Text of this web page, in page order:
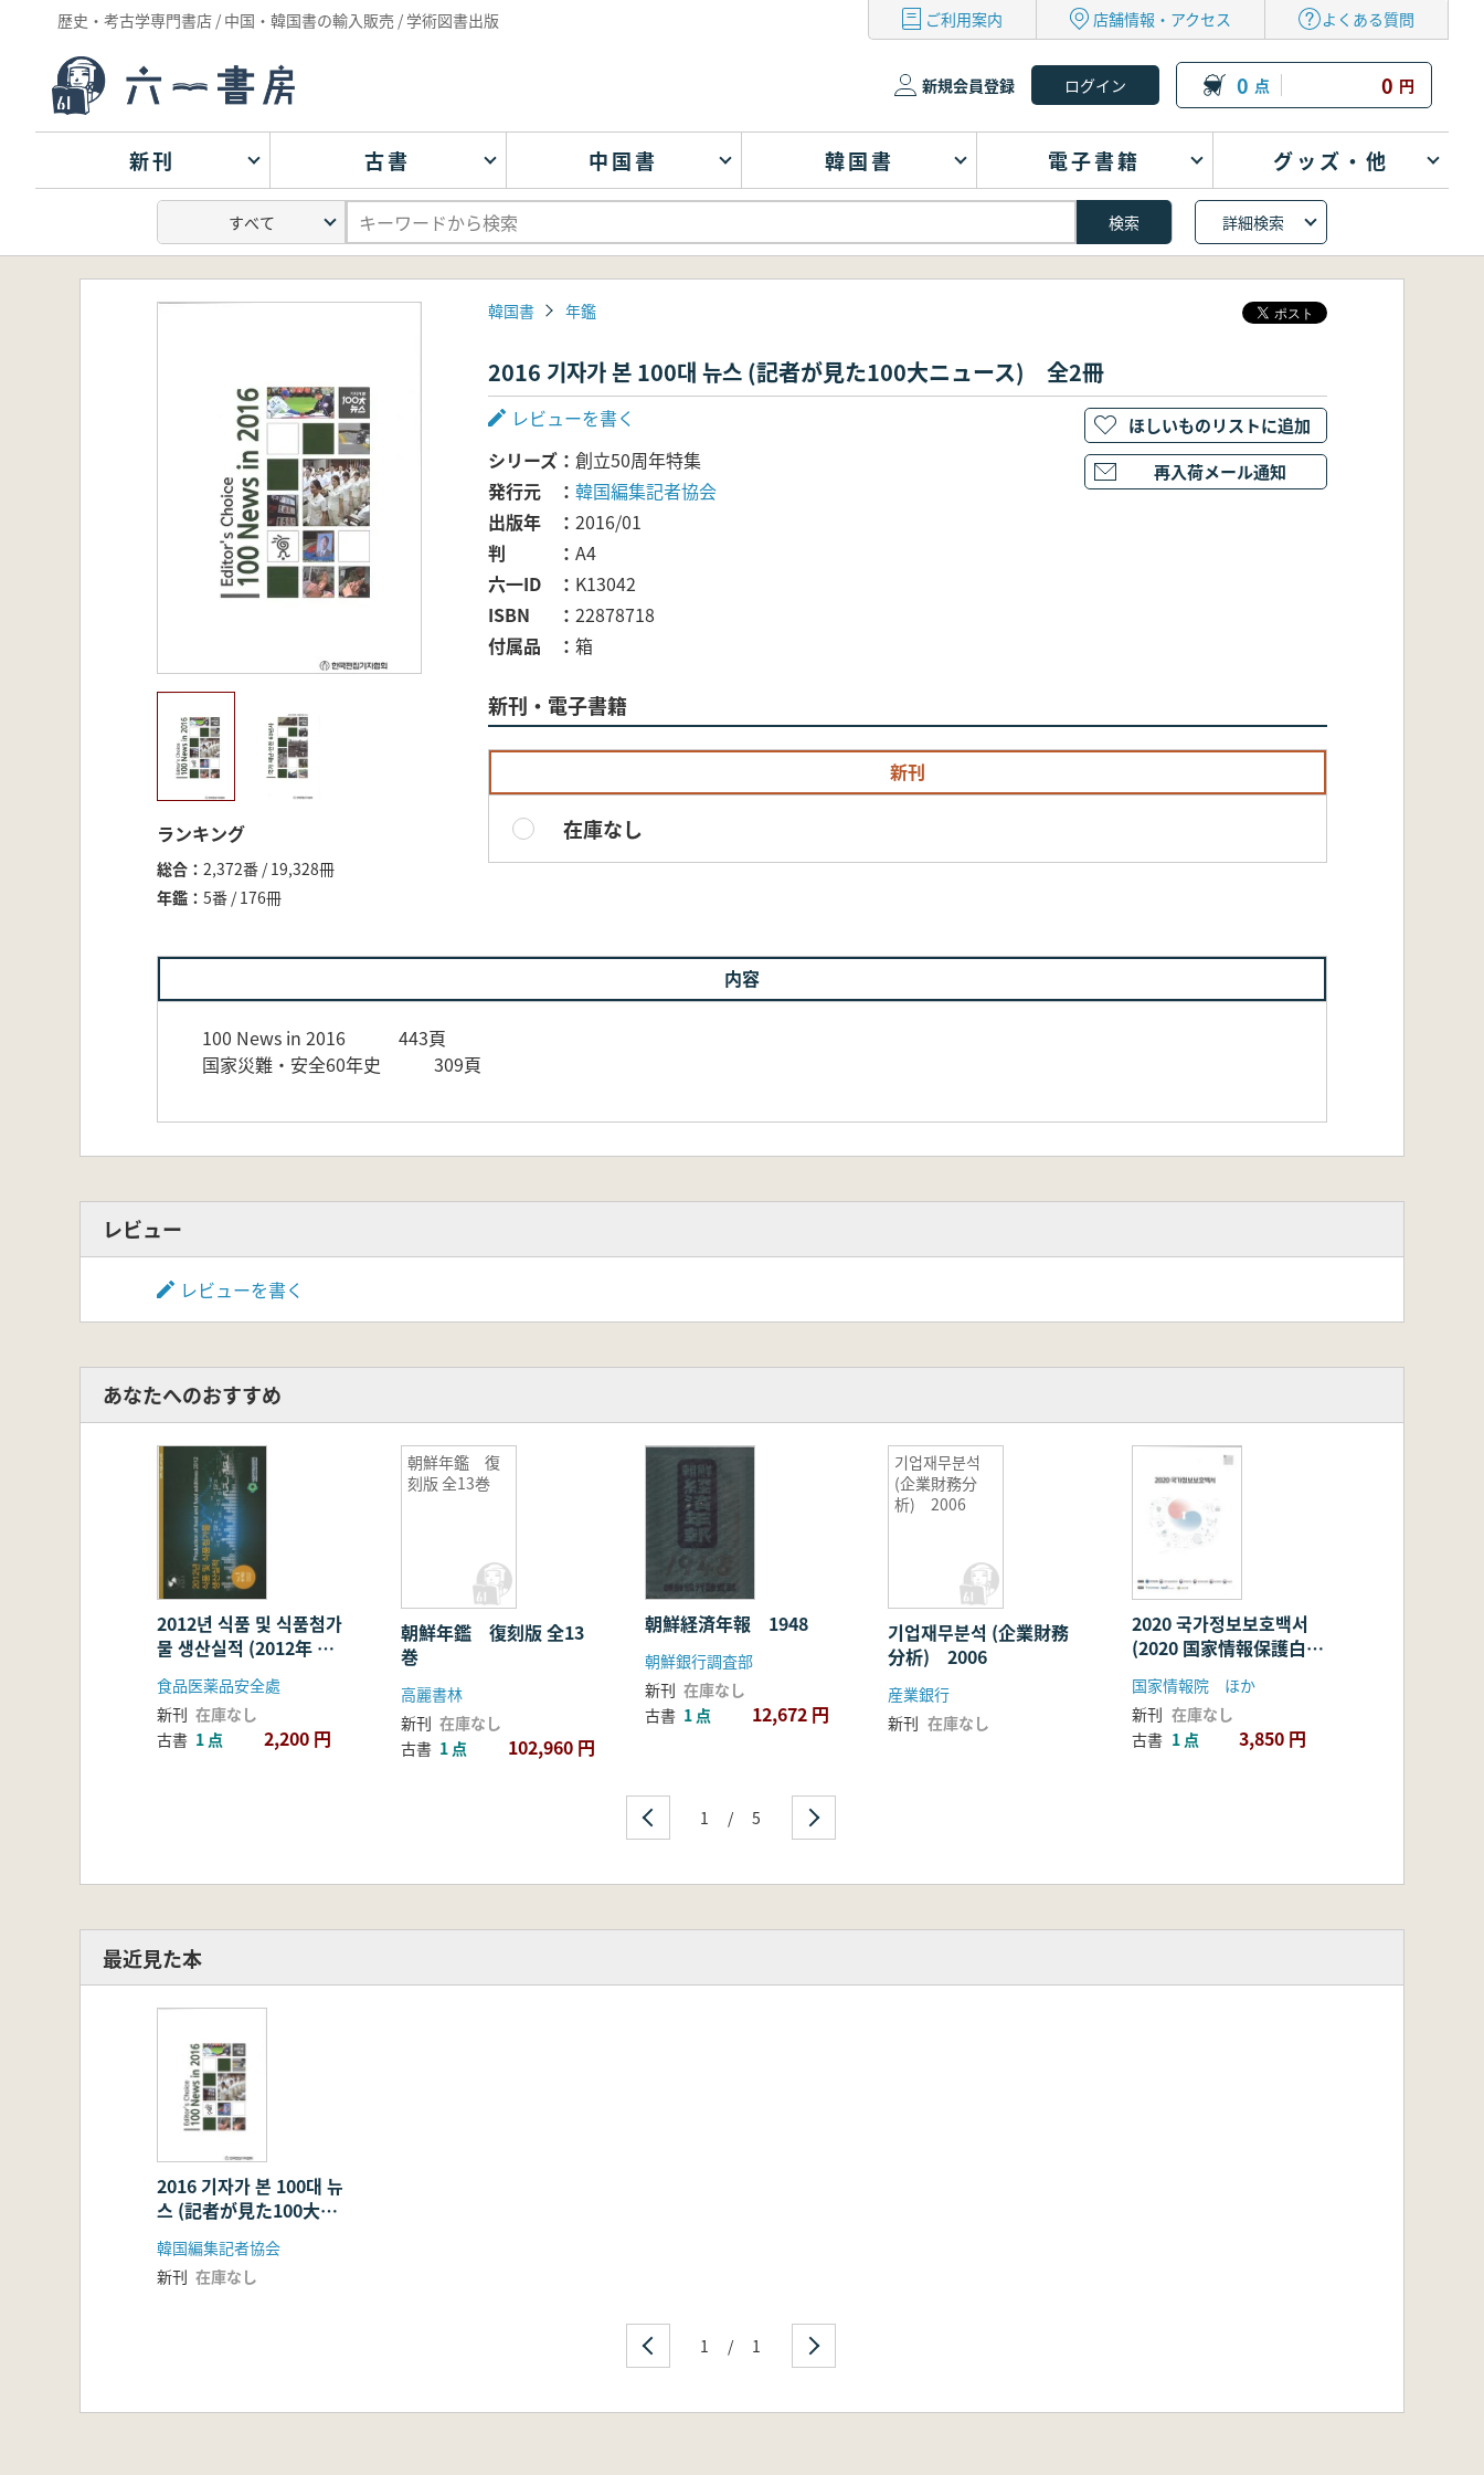
歴史・考古学専門書店 / 中国・韓国書の輸入販売 / 学術図書出版 ご利用案内 店舗情報・アクセス よくある質問
新規会員登録 0 点 0 円
新刊 古書 中国書 韓国書 電子書籍 グッズ・他
詳細検索
ランキング
総合
2,372番 / 19,328冊
年鑑
5番 / 176冊
韓国書 年鑑
2016 기자가 본 100대 뉴스 (記者が見た100大ニュース) 全2冊
レビューを書く
シリーズ
創立50周年特集
発行元
韓国編集記者協会
出版年
2016/01
判
A4
六一ID
K13042
ISBN
22878718
付属品
箱
新刊・電子書籍
新刊
在庫なし
ほしいものリストに追加
再入荷メール通知
内容
100 News in 2016 443頁
国家災難・安全60年史 309頁
レビュー
レビューを書く
あなたへのおすすめ
2012년 식품 및 식품첨가
물 생산실적 (2012年 食
品及び食品添加物生産実
績) Vol.1 統計集
食品医薬品安全處
新刊 在庫なし
古書 1 点 2,200 円
朝鮮年鑑 復
刻版 全13巻
朝鮮年鑑 復刻版 全13
巻
高麗書林
新刊 在庫なし
古書 1 点 102,960 円
朝鮮経済年報 1948
朝鮮銀行調査部
新刊 在庫なし
古書 1 点 12,672 円
기업재무분석
(企業財務分
析) 2006
기업재무분석 (企業財務
分析) 2006
産業銀行
新刊 在庫なし
2020 국가정보보호백서
(2020 国家情報保護白
書)
国家情報院 ほか
新刊 在庫なし
古書 1 点 3,850 円
1 / 5
最近見た本
2016 기자가 본 100대 뉴
스 (記者が見た100大ニ
ュース) 全2冊
韓国編集記者協会
新刊 在庫なし
1 / 1